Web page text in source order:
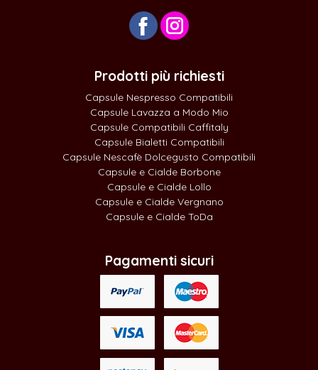
Prodotti più richiesti
Capsule Nespresso Compatibili
Capsule Lavazza a Modo Mio
Capsule Compatibili Caffitaly
Capsule Bialetti Compatibili
Capsule Nescafè Dolcegusto Compatibili
Capsule e Cialde Borbone
Capsule e Cialde Lollo
Capsule e Cialde Vergnano
Capsule e Cialde ToDa
Pagamenti sicuri